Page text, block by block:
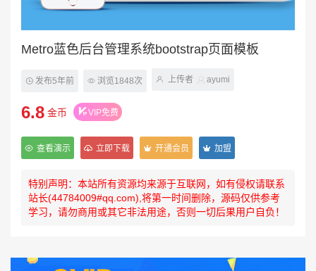
Metro蓝色后台管理系统bootstrap页面模板
发布5年前 浏览1848次 上传者 ayumi
6.8 金币 VIP免费
查看演示 立即下载 开通会员 加盟
特别声明：本站所有资源均来源于互联网，如有侵权请联系
站长(44784009#qq.com),将第一时间删除，源码仅供参考
学习，请勿商用或其它非法用途，否则一切后果用户自负！